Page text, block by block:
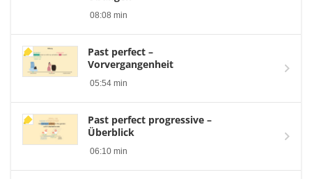
08:08 min
Past perfect –
Vorvergangenheit
05:54 min
Past perfect progressive –
Überblick
06:10 min